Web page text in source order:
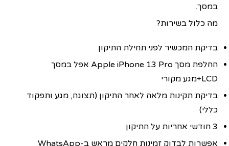
במסך.
מה כלול בשירות?
בדיקת המכשיר לפני תחילת התיקון
החלפת מסך Apple iPhone 13 Pro אפל במסך
LCD+מגע מקורי
בדיקת תקינות מלאה לאחר התיקון (תצוגה, מגע ותפקוד
כללי)
3 חודשי אחריות על התיקון
אפשרות לבדוק זמינות חלקים מראש ב-WhatsApp